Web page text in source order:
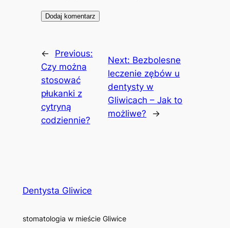
←
Previous:
Czy można
stosować
płukanki z
cytryną
codziennie?
Next: Bezbolesne
leczenie zębów u
dentysty w
Gliwicach – Jak to
możliwe?
→
Dentysta Gliwice
stomatologia w mieście Gliwice